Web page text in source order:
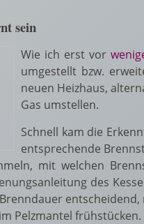
sein
Wie ich erst vor
umgestellt bzw.
neuen Heizhaus,
Gas umstellen.
Schnell kam die
entsprechende
mit welchen
des
Pelzmantel